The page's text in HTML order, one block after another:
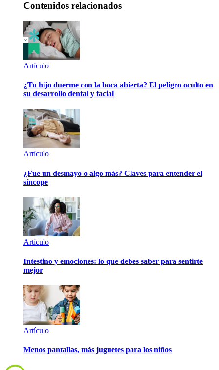
Contenidos relacionados
Artículo
¿Tu hijo duerme con la boca abierta? El peligro oculto en
su desarrollo dental y facial
Artículo
¿Fue un desmayo o algo más? Claves para entender el
síncope
Artículo
Intestino y emociones: lo que debes saber para sentirte
mejor
Artículo
Menos pantallas, más juguetes para los niños